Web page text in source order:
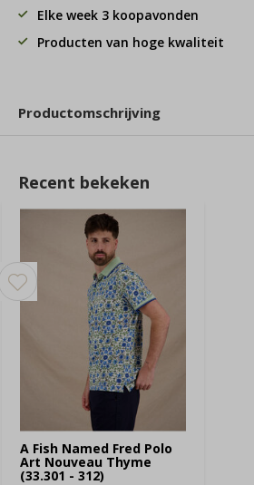
Elke week 3 koopavonden
Producten van hoge kwaliteit
Productomschrijving
Recent bekeken
A Fish Named Fred Polo
Art Nouveau Thyme
(33.301 - 312)